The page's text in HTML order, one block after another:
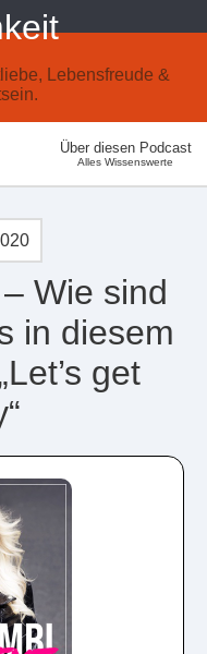
Lebensfreude &
Über diesen Podcast
Alles Wissenswerte
Wie sind
in diesem
get